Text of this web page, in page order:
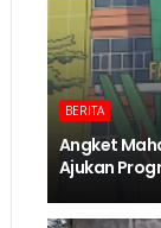
BERITA
Angket
Ajukan